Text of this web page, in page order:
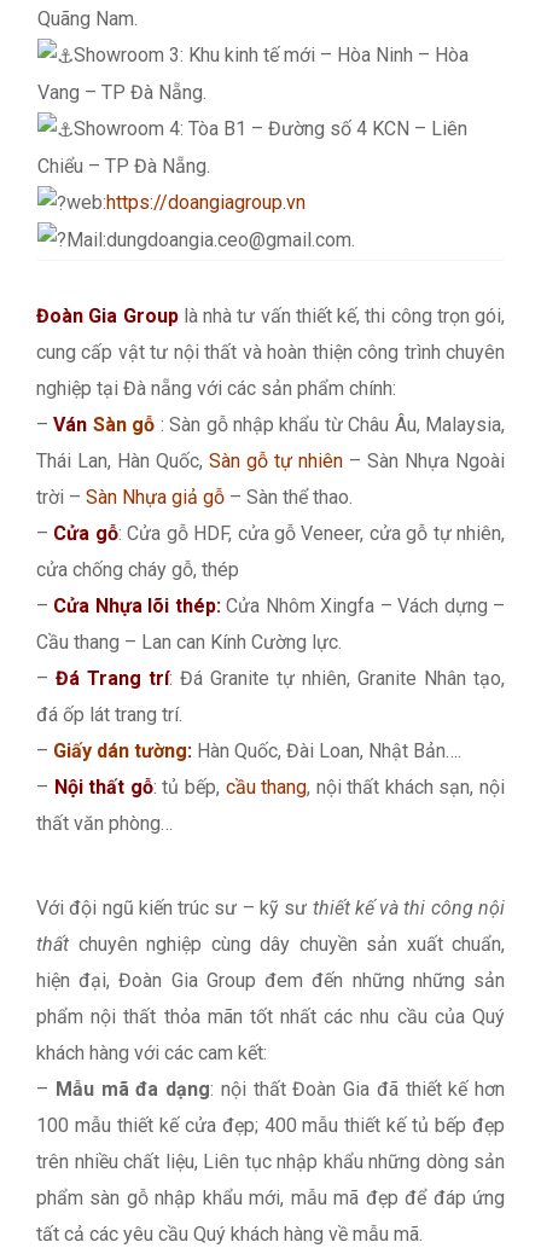
Quãng Nam.
Showroom 3: Khu kinh tế mới – Hòa Ninh – Hòa
Vang – TP Đà Nẵng.
Showroom 4: Tòa B1 – Đường số 4 KCN – Liên
Chiểu – TP Đà Nẵng.
web:https://doangiagroup.vn
Mail:dungdoangia.ceo@gmail.com.
Đoàn Gia Grouplà nhà tư vấn thiết kế, thi công trọn gói,
cung cấp vật tư nội thất và hoàn thiện công trình chuyên
nghiệp tại Đà nẵng với các sản phẩm chính:
–Ván Sàn gỗ : Sàn gỗ nhập khẩu từ Châu Âu, Malaysia,
Thái Lan, Hàn Quốc, Sàn gỗ tự nhiên – Sàn Nhựa Ngoài
trời – Sàn Nhựa giả gỗ – Sàn thể thao.
– Cửa gỗ: Cửa gỗ HDF, cửa gỗ Veneer, cửa gỗ tự nhiên,
cửa chống cháy gỗ, thép
– Cửa Nhựa lõi thép:Cửa Nhôm Xingfa – Vách dựng –
Cầu thang – Lan can Kính Cường lực.
– Đá Trang trí: Đá Granite tự nhiên, Granite Nhân tạo,
đá ốp lát trang trí.
– Giấy dán tường: Hàn Quốc, Đài Loan, Nhật Bản….
– Nội thất gỗ: tủ bếp, cầu thang, nội thất khách sạn, nội
thất văn phòng…
Với đội ngũ kiến trúc sư – kỹ sư thiết kế và thi công nội
thất chuyên nghiệp cùng dây chuyền sản xuất chuẩn,
hiện đại, Đoàn Gia Group đem đến những những sản
phẩm nội thất thỏa mãn tốt nhất các nhu cầu của Quý
khách hàng với các cam kết:
– Mẫu mã đa dạng: nội thất Đoàn Gia đã thiết kế hơn
100 mẫu thiết kế cửa đẹp; 400 mẫu thiết kế tủ bếp đẹp
trên nhiều chất liệu, Liên tục nhập khẩu những dòng sản
phẩm sàn gỗ nhập khẩu mới, mẫu mã đẹp để đáp ứng
tất cả các yêu cầu Quý khách hàng về mẫu mã.